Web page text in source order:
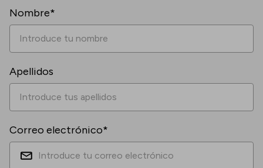
Nombre*
Apellidos
Correo electrónico*